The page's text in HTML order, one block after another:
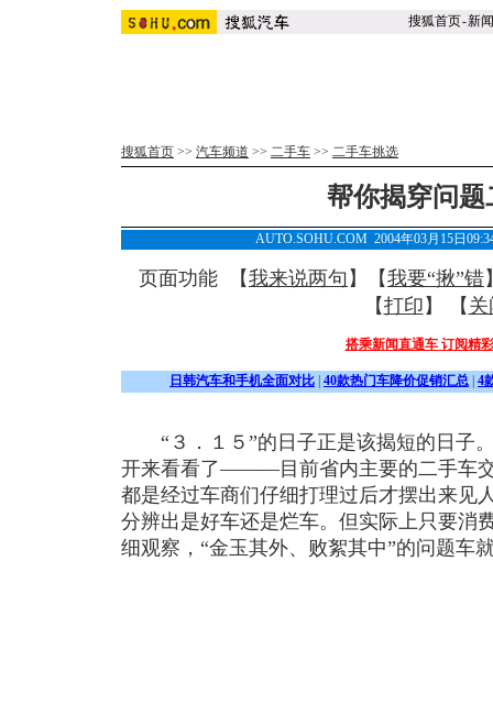
搜狐首页-新闻
搜狐首页 >> 汽车频道 >> 二手车 >> 二手车挑选
帮你揭穿问题
AUTO.SOHU.COM 2004年03月15日
页面功能 【我来说两句 】【我要“揪”错
【打印 】 【 关
搭乘新闻直通车 订阅精
日韩汽车和手机全面对比 40款热门车降价促销汇总 4
“３．１５”的日子正是该揭短的日子
开来看看了———目前省内主要的二手车
都是经过车商们仔细打理过后才摆出来见
分辨出是好车还是烂车。但实际上只要消
细观察，“金玉其外、败絮其中”的问题车